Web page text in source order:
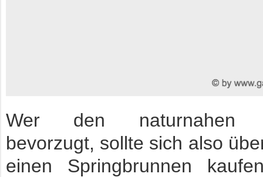
Wer den naturnahen
bevorzugt, sollte sich also
einen Springbrunnen